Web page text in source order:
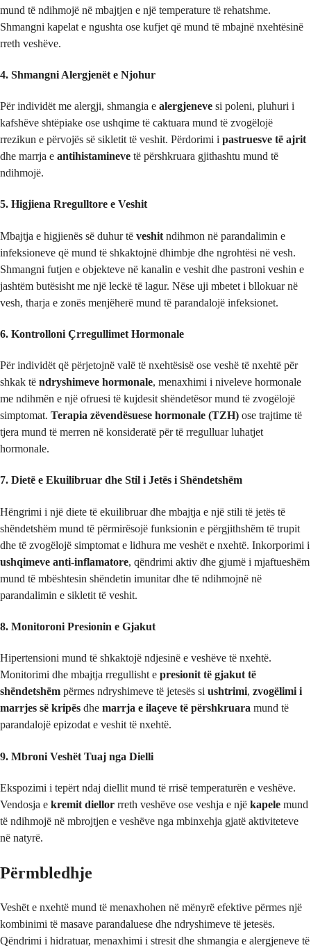
mund të ndihmojë në mbajtjen e një temperature të rehatshme.
Shmangni kapelat e ngushta ose kufjet që mund të mbajnë nxehtësinë
rreth veshëve.
4. Shmangni Alergjenët e Njohur
Për individët me alergji, shmangia e alergjeneve si poleni, pluhuri i
kafshëve shtëpiake ose ushqime të caktuara mund të zvogëlojë
rrezikun e përvojës së sikletit të veshit. Përdorimi i pastruesve të ajrit
dhe marrja e antihistamineve të përshkruara gjithashtu mund të
ndihmojë.
5. Higjiena Rregulltore e Veshit
Mbajtja e higjienës së duhur të veshit ndihmon në parandalimin e
infeksioneve që mund të shkaktojnë dhimbje dhe ngrohtësi në vesh.
Shmangni futjen e objekteve në kanalin e veshit dhe pastroni veshin e
jashtëm butësisht me një leckë të lagur. Nëse uji mbetet i bllokuar në
vesh, tharja e zonës menjëherë mund të parandalojë infeksionet.
6. Kontrolloni Çrregullimet Hormonale
Për individët që përjetojnë valë të nxehtësisë ose veshë të nxehtë për
shkak të ndryshimeve hormonale, menaxhimi i niveleve hormonale
me ndihmën e një ofruesi të kujdesit shëndetësor mund të zvogëlojë
simptomat. Terapia zëvendësuese hormonale (TZH) ose trajtime të
tjera mund të merren në konsideratë për të rregulluar luhatjet
hormonale.
7. Dietë e Ekuilibruar dhe Stil i Jetës i Shëndetshëm
Hëngrimi i një diete të ekuilibruar dhe mbajtja e një stili të jetës të
shëndetshëm mund të përmirësojë funksionin e përgjithshëm të trupit
dhe të zvogëlojë simptomat e lidhura me veshët e nxehtë. Inkorporimi i
ushqimeve anti-inflamatore, qëndrimi aktiv dhe gjumë i mjaftueshëm
mund të mbështesin shëndetin imunitar dhe të ndihmojnë në
parandalimin e sikletit të veshit.
8. Monitoroni Presionin e Gjakut
Hipertensioni mund të shkaktojë ndjesinë e veshëve të nxehtë.
Monitorimi dhe mbajtja rregullisht e presionit të gjakut të
shëndetshëm përmes ndryshimeve të jetesës si ushtrimi, zvogëlimi i
marrjes së kripës dhe marrja e ilaçeve të përshkruara mund të
parandalojë epizodat e veshit të nxehtë.
9. Mbroni Veshët Tuaj nga Dielli
Ekspozimi i tepërt ndaj diellit mund të rrisë temperaturën e veshëve.
Vendosja e kremit diellor rreth veshëve ose veshja e një kapele mund
të ndihmojë në mbrojtjen e veshëve nga mbinxehja gjatë aktiviteteve
në natyrë.
Përmbledhje
Veshët e nxehtë mund të menaxhohen në mënyrë efektive përmes një
kombinimi të masave parandaluese dhe ndryshimeve të jetesës.
Qëndrimi i hidratuar, menaxhimi i stresit dhe shmangia e alergjeneve të